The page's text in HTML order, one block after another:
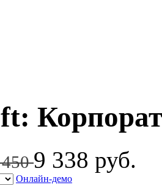
4509 338 руб.
Онлайн-демо